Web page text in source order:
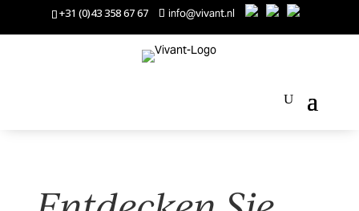
+31 (0)43 358 67 67 info@vivant.nl